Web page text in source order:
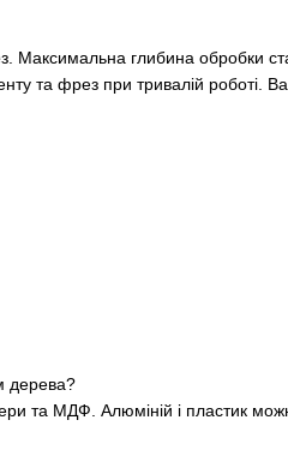
Максимальна глибина обробки
та фрез при тривалій
дерева?
та МДФ. Алюміній і пластик